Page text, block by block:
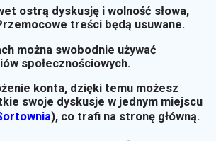
ostrą dyskusję i wolność słowa,
treści będą usuwane.
można swobodnie używać
społecznościowych.
konta, dzięki temu możesz
swoje dyskusje w jednym miejscu
), co trafi na stronę główną.